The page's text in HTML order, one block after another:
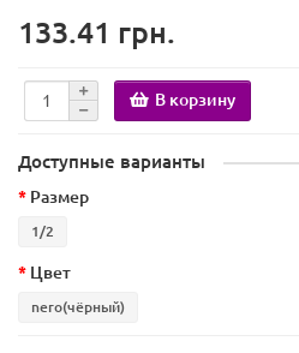
133.41 грн.
В корзину
Доступные варианты
Размер
1/2
Цвет
nero(чёрный)